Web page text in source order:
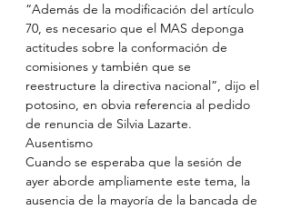
“Además de la modificación del artículo
70, es necesario que el MAS deponga
actitudes sobre la conformación de
comisiones y también que se
reestructure la directiva nacional”, dijo el
potosino, en obvia referencia al pedido
de renuncia de Silvia Lazarte.
Ausentismo
Cuando se esperaba que la sesión de
ayer aborde ampliamente este tema, la
ausencia de la mayoría de la bancada de